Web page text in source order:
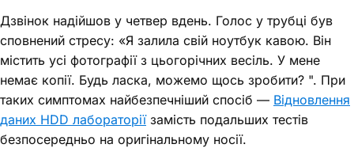
Дзвінок надійшов у четвер вдень. Голос у трубці був
сповнений стресу: «Я залила свій ноутбук кавою. Він
містить усі фотографії з цьогорічних весіль. У мене
немає копії. Будь ласка, можемо щось зробити? ". При
таких симптомах найбезпечніший спосіб — Відновлення
даних HDD лабораторіїзамість подальших тестів
безпосередньо на оригінальному носії.